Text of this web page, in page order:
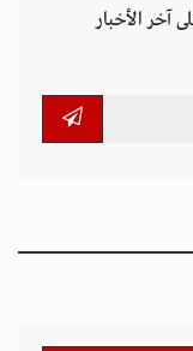
آخر الأخبار